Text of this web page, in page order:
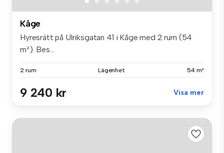
Kåge
Hyresrätt på Ulriksgatan 41 i Kåge med 2 rum (54
m²). Bes...
2 rum Lägenhet 54 m²
9 240 kr Visa mer